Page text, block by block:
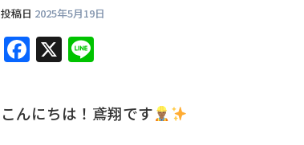
投稿日 2025年5月19日
F
a
c
e
X
e
こんにちは！鳶翔です